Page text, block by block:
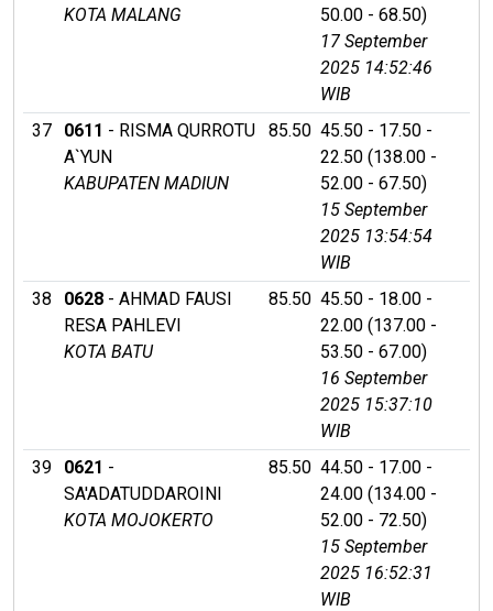
KOTA MALANG
50.00 - 68.50)
17 September
2025 14:52:46
WIB
37
0611 - RISMA QURROTU
A`YUN
KABUPATEN MADIUN
85.50 45.50 - 17.50 -
22.50 (138.00 -
52.00 - 67.50)
15 September
2025 13:54:54
WIB
38
0628 - AHMAD FAUSI
RESA PAHLEVI
KOTA BATU
85.50 45.50 - 18.00 -
22.00 (137.00 -
53.50 - 67.00)
16 September
2025 15:37:10
WIB
39
0621 -
SA'ADATUDDAROINI
KOTA MOJOKERTO
85.50 44.50 - 17.00 -
24.00 (134.00 -
52.00 - 72.50)
15 September
2025 16:52:31
WIB